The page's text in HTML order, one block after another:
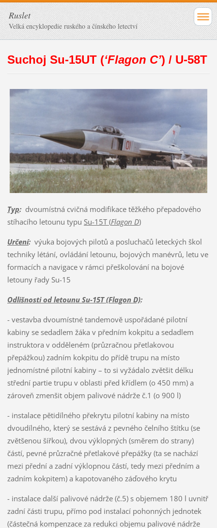
Ruslet
Velká encyklopedie ruského a čínského letectví
Suchoj Su-15UT (‘Flagon C’) / U-58T
Typ:dvoumístná cvičná modifikace těžkého přepadového
stíhacího letounu typu Su-15T (Flagon D)
Určení:výuka bojových pilotů a posluchačů leteckých škol
techniky létání, ovládání letounu, bojových manévrů, letu ve
formacích a navigace v rámci přeškolování na bojové
letouny řady Su-15
Odlišnosti od letounu Su-15T (Flagon D):
- vestavba dvoumístné tandemově uspořádané pilotní
kabiny se sedadlem žáka v předním kokpitu a sedadlem
instruktora v odděleném (průzračnou přetlakovou
přepážkou) zadním kokpitu do přídě trupu na místo
jednomístné pilotní kabiny – to si vyžádalo zvětšit délku
střední partie trupu v oblasti před křídlem (o 450 mm) a
zároveň zmenšit objem palivové nádrže č.1 (o 900 l)
- instalace pětidílného překrytu pilotní kabiny na místo
dvoudílného, který se sestává z pevného čelního štítku (se
zvětšenou šířkou), dvou výklopných (směrem do strany)
částí, pevné průzračné přetlakové přepážky (ta se nachází
mezi přední a zadní výklopnou částí, tedy mezi předním a
zadním kokpitem) a kapotovaného záďového krytu
- instalace další palivové nádrže (č.5) s objemem 180 l uvnitř
zadní části trupu, přímo pod instalací pohonných jednotek
(částečná kompenzace za redukci objemu palivové nádrže